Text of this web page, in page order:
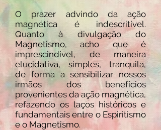
O prazer advindo da ação
magnética é indescritível.
Quanto à divulgação do
Magnetismo, acho que é
imprescindível, de maneira
elucidativa, simples, tranquila,
de forma a sensibilizar nossos
irmãos dos benefícios
provenientes da ação magnética,
refazendo os laços históricos e
fundamentais entre o Espiritismo
e o Magnetismo.